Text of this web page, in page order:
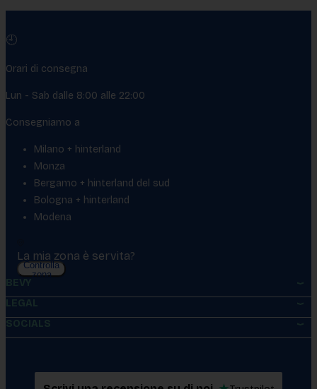
🕘
Orari di consegna
Lun - Sab dalle 8:00 alle 22:00
Consegniamo a
Milano + hinterland
Monza
Bergamo + hinterland del sud
Bologna + hinterland
Modena
La mia zona è servita?
Controlla
zona
BEVY
LEGAL
SOCIALS